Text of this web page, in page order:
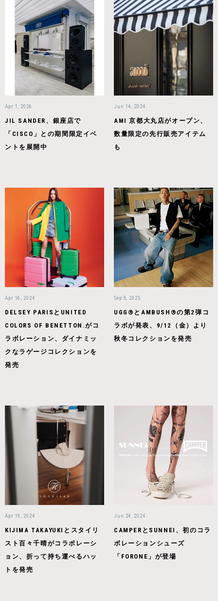
Apr 1, 2026
JIL SANDER、銀座店で
「CISCO」との期間限定イベ
ントを展開中
Jun 14, 2024
AMI 京都大丸店がオープン、
数量限定の先行販売アイテム
も
Apr 16, 2024
DELSEY PARISとUNITED
COLORS OF BENETTON.がコ
ラボレーション、ダイナミッ
クなラゲージコレクションを
発売
Sep 8, 2025
UGG®とAMBUSH®︎の第2弾コ
ラボが発表、9/12（金）より
秋冬コレクションを発売
Apr 19, 2024
KIJIMA TAKAYUKIとスタイリ
スト百々千晴がコラボレーシ
ョン、折って持ち運べるハッ
トを発売
Jun 24, 2024
CAMPERとSUNNEI、初のコラ
ボレーションシューズ
「FORONE」が登場